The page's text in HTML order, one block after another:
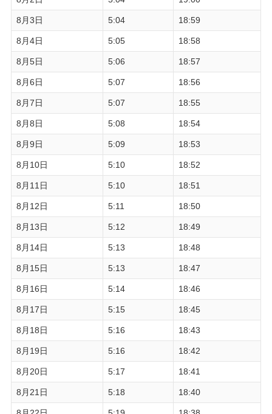
8月3日 5:04 18:59
8月4日 5:05 18:58
8月5日 5:06 18:57
8月6日 5:07 18:56
8月7日 5:07 18:55
8月8日 5:08 18:54
8月9日 5:09 18:53
8月10日 5:10 18:52
8月11日 5:10 18:51
8月12日 5:11 18:50
8月13日 5:12 18:49
8月14日 5:13 18:48
8月15日 5:13 18:47
8月16日 5:14 18:46
8月17日 5:15 18:45
8月18日 5:16 18:43
8月19日 5:16 18:42
8月20日 5:17 18:41
8月21日 5:18 18:40